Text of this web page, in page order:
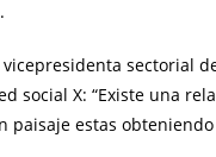
sectorial
social X: “Existe una
paisaje estas